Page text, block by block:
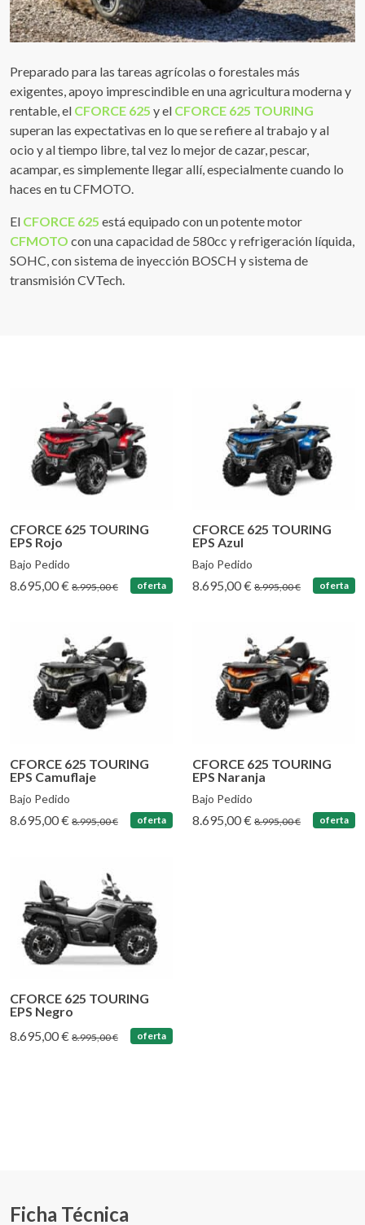
Preparado para las tareas agrícolas o forestales más
exigentes, apoyo imprescindible en una agricultura moderna y
rentable, el CFORCE 625 y el CFORCE 625 TOURING
superan las expectativas en lo que se refiere al trabajo y al
ocio y al tiempo libre, tal vez lo mejor de cazar, pescar,
acampar, es simplemente llegar allí, especialmente cuando lo
haces en tu CFMOTO.
El CFORCE 625 está equipado con un potente motor
CFMOTO con una capacidad de 580cc y refrigeración líquida,
SOHC, con sistema de inyección BOSCH y sistema de
transmisión CVTech.
CFORCE 625 TOURING
EPS Rojo
Bajo Pedido
8.695,00 € 8.995,00 € oferta
CFORCE 625 TOURING
EPS Azul
Bajo Pedido
8.695,00 € 8.995,00 € oferta
CFORCE 625 TOURING
EPS Camuflaje
Bajo Pedido
8.695,00 € 8.995,00 € oferta
CFORCE 625 TOURING
EPS Naranja
Bajo Pedido
8.695,00 € 8.995,00 € oferta
CFORCE 625 TOURING
EPS Negro
8.695,00 € 8.995,00 € oferta
Ficha Técnica